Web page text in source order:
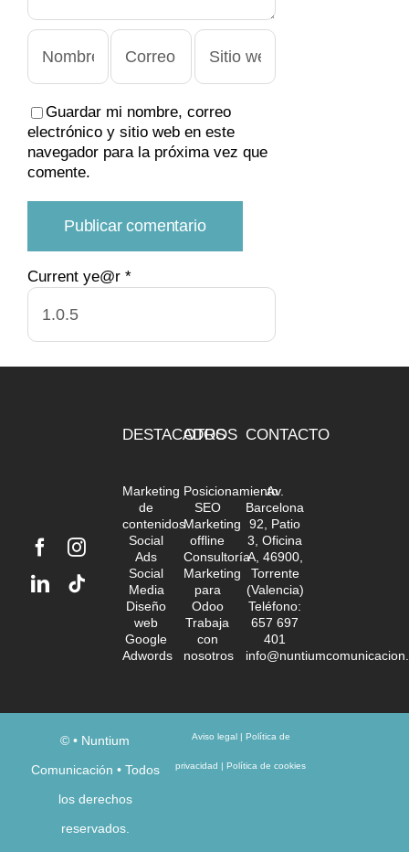
Guardar mi nombre, correo
electrónico y sitio web en este
navegador para la próxima vez que
comente.
Current ye@r *
DESTACADOS
Marketing
de
contenidos
Social
Ads
Social
Media
Diseño
web
Google
Adwords
OTROS
Posicionamiento
SEO
Marketing
offline
Consultoría
Marketing
para
Odoo
Trabaja
con
nosotros
CONTACTO
Av.
Barcelona
92, Patio
3, Oficina
A, 46900,
Torrente
(Valencia)
Teléfono:
657 697
401
©• Nuntium
Comunicación • Todos
los derechos
reservados.
Aviso legal| Política de
privacidad |Política de cookies